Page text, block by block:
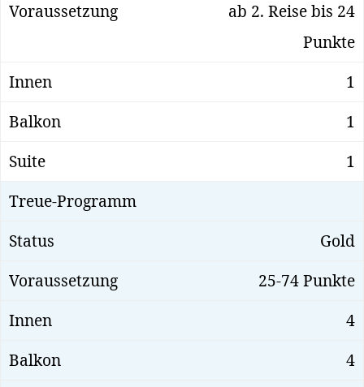
ab 2. Reise bis 24
Punkte
1
1
1
Gold
25-74 Punkte
4
4